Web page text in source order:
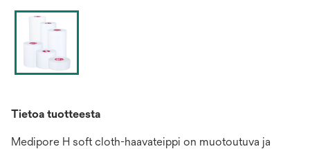
Tietoa tuotteesta
Medipore H soft cloth-haavateippi on muotoutuva ja